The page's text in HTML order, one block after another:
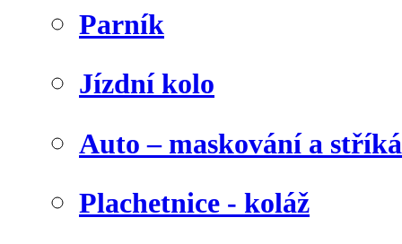
Parník
Jízdní kolo
Auto – maskování a
Plachetnice - koláž